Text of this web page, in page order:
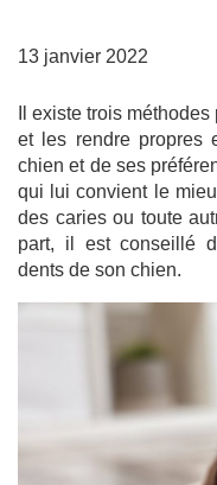
13 janvier 2022
Il existe trois
et les rendre propres
chien et de ses
qui lui convient le
des caries ou toute
part, il est conseillé
dents de son chien.